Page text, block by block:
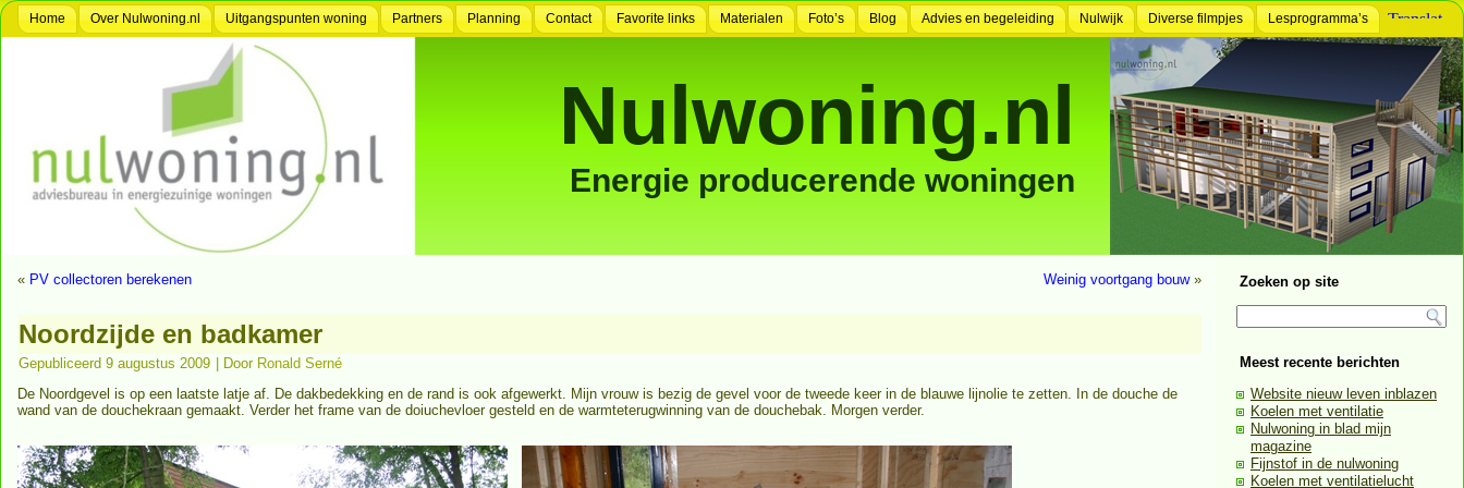
Home Over Nulwoning.nl Uitgangspunten woning Partners Planning Contact Favorite links Materialen Foto’s Blog Advies en begeleiding Nulwijk Diverse filmpjes Lesprogramma’s
Nulwoning.nl
Energie producerende woningen
« PV collectoren berekenen Weinig voortgang bouw»
Noordzijde en badkamer
Gepubliceerd 9 augustus 2009 Door Ronald Serné
De Noordgevel is op een laatste latje af. De dakbedekking en de rand is ook afgewerkt. Mijn vrouw is bezig de gevel voor de tweede keer in de blauwe lijnolie te zetten. In de douche de
wand van de douchekraan gemaakt. Verder het frame van de doiuchevloer gesteld en de warmteterugwinning van de douchebak. Morgen verder.
Zoeken op site
Meest recente berichten
Website nieuw leven inblazen
Koelen met ventilatie
Nulwoning in blad mijn
magazine
Fijnstof in de nulwoning
Koelen met ventilatielucht